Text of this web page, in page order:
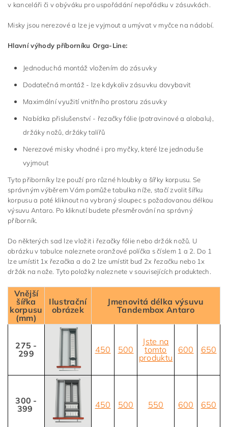
v kanceláři či v obýváku pro uspořádání nepořádku v zásuvkách.
Misky jsou nerezové a lze je vyjmout a umývat v myčce na nádobí.
Hlavní výhody příborníku Orga-Line:
Jednoduchá montáž vložením do zásuvky
Dodatečná montáž - lze kdykoliv zásuvku dovybavit
Maximální využití vnitřního prostoru zásuvky
Nabídka přislušenství - řezačky fólie (potravinové a alobalu),
držáky nožů, držáky talířů
Nerezové misky vhodné i pro myčky, které lze jednoduše
vyjmout
Tyto přiborníky lze použí pro různé hloubky a šířky korpusu. Se
správným výběrem Vám pomůže tabulka níže, stačí zvolit šířku
korpusu a poté kliknout na vybraný sloupec s požadovanou délkou
výsuvu Antaro. Po kliknutí budete přesměrování na správný
příborník.
Do některých sad lze vložit i řezačky fólie nebo držák nožů. U
obrázku v tabulce naleznete oranžové políčka s číslem 1 a 2. Do 1
lze umístit 1x řezačka a do 2 lze umístit buď 2x řezačku nebo 1x
držák na nože. Tyto položky naleznete v souvisejících produktech.
Vnější
šířka
korpusu
(mm)
Ilustrační
obrázek
Jmenovitá délka výsuvu
Tandembox Antaro
275 -
299
450 500
Jste na
tomto
produktu
600 650
300 -
399
450 500 550 600 650